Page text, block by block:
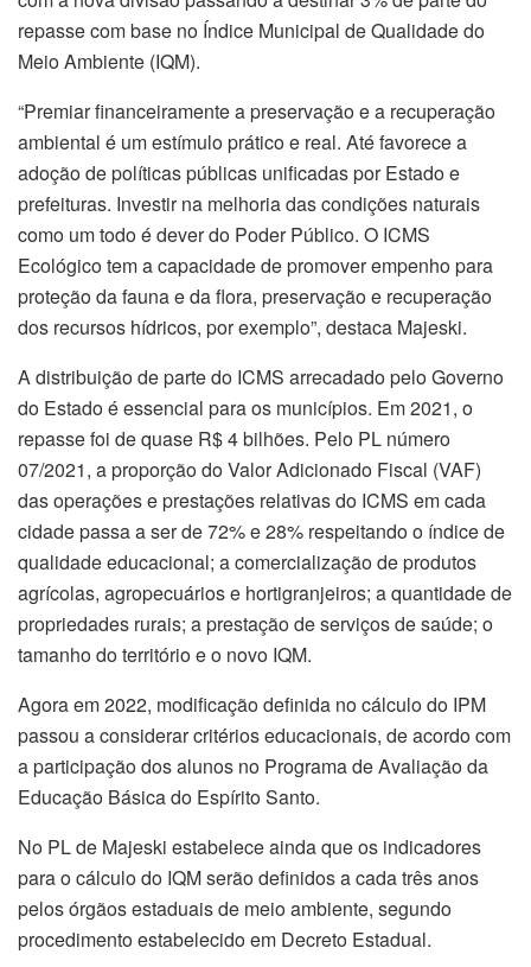
repasse com base no Índice Municipal de Qualidade do
Meio Ambiente (IQM).
“Premiar financeiramente a preservação e a recuperação
ambiental é um estímulo prático e real. Até favorece a
adoção de políticas públicas unificadas por Estado e
prefeituras. Investir na melhoria das condições naturais
como um todo é dever do Poder Público. O ICMS
Ecológico tem a capacidade de promover empenho para
proteção da fauna e da flora, preservação e recuperação
dos recursos hídricos, por exemplo”, destaca Majeski.
A distribuição de parte do ICMS arrecadado pelo Governo
do Estado é essencial para os municípios. Em 2021, o
repasse foi de quase R$ 4 bilhões. Pelo PL número
07/2021, a proporção do Valor Adicionado Fiscal (VAF)
das operações e prestações relativas do ICMS em cada
cidade passa a ser de 72% e 28% respeitando o índice de
qualidade educacional; a comercialização de produtos
agrícolas, agropecuários e hortigranjeiros; a quantidade de
propriedades rurais; a prestação de serviços de saúde; o
tamanho do território e o novo IQM.
Agora em 2022, modificação definida no cálculo do IPM
passou a considerar critérios educacionais, de acordo com
a participação dos alunos no Programa de Avaliação da
Educação Básica do Espírito Santo.
No PL de Majeski estabelece ainda que os indicadores
para o cálculo do IQM serão definidos a cada três anos
pelos órgãos estaduais de meio ambiente, segundo
procedimento estabelecido em Decreto Estadual.